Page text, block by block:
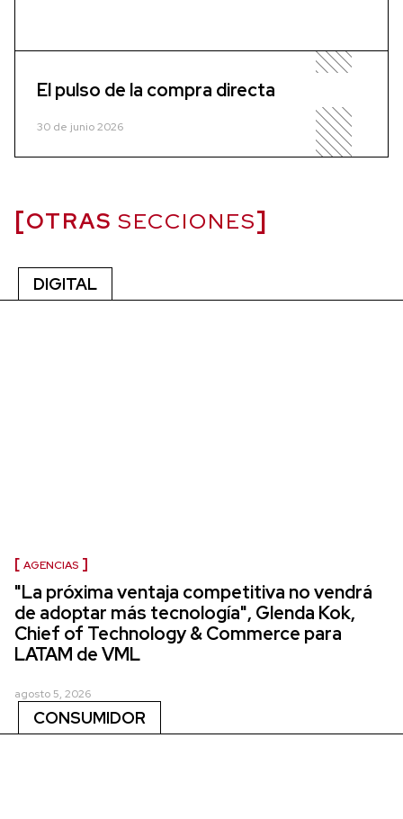
El pulso de la compra directa
30 de junio 2026
OTRAS SECCIONES
DIGITAL
AGENCIAS
"La próxima ventaja competitiva no vendrá
de adoptar más tecnología", Glenda Kok,
Chief of Technology & Commerce para
LATAM de VML
agosto 5, 2026
CONSUMIDOR